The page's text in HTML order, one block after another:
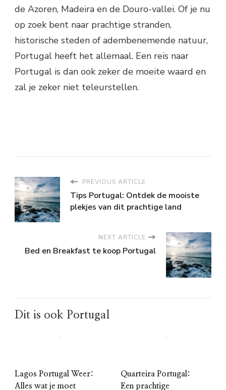
de Azoren, Madeira en de Douro-vallei. Of je nu
op zoek bent naar prachtige stranden,
historische steden of adembenemende natuur,
Portugal heeft het allemaal. Een reis naar
Portugal is dan ook zeker de moeite waard en
zal je zeker niet teleurstellen.
PREVIOUS ARTICLE
Tips Portugal: Ontdek de mooiste
plekjes van dit prachtige land
NEXT ARTICLE
Bed en Breakfast te koop Portugal
Dit is ook Portugal
Lagos Portugal Weer:
Alles wat je moet
Quarteira Portugal:
Een prachtige